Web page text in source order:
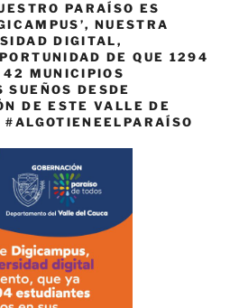
PARAÍSO ES
NUESTRA
DIGITAL,
DE QUE 1294
42 MUNICIPIOS
SUEÑOS DESDE
DE ESTE VALLE DE
#ALGOTIENEELPARAÍSO